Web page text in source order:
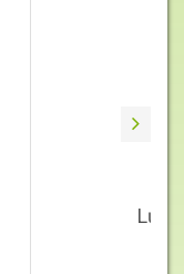
Lưỡi dao trổ bé